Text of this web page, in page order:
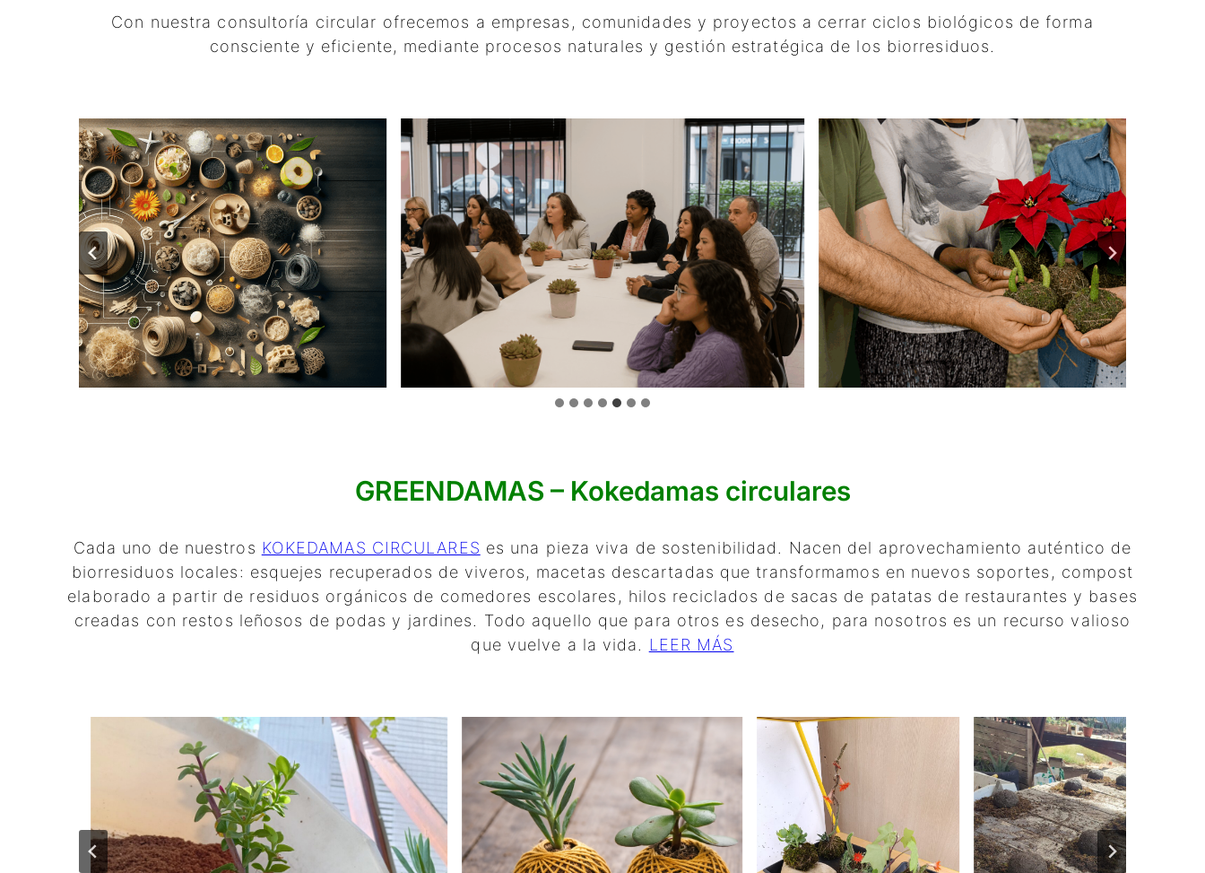
Con nuestra consultoría circular ofrecemos a empresas, comunidades y proyectos a cerrar ciclos biológicos de forma
consciente y eficiente, mediante procesos naturales y gestión estratégica de los biorresiduos.
GREENDAMAS – Kokedamas circulares
Cada uno de nuestros KOKEDAMAS CIRCULARES es una pieza viva de sostenibilidad. Nacen del aprovechamiento auténtico de
biorresiduos locales: esquejes recuperados de viveros, macetas descartadas que transformamos en nuevos soportes, compost
elaborado a partir de residuos orgánicos de comedores escolares, hilos reciclados de sacas de patatas de restaurantes y bases
creadas con restos leñosos de podas y jardines. Todo aquello que para otros es desecho, para nosotros es un recurso valioso
que vuelve a la vida. LEER MÁS